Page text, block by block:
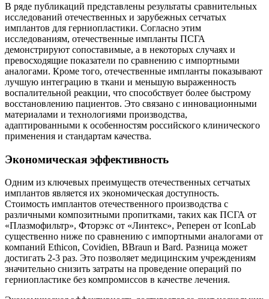
В ряде публикаций представлены результаты сравнительных
исследований отечественных и зарубежных сетчатых
имплантов для герниопластики. Согласно этим
исследованиям, отечественные импланты ПСГА
демонстрируют сопоставимые, а в некоторых случаях и
превосходящие показатели по сравнению с импортными
аналогами. Кроме того, отечественные импланты показывают
лучшую интеграцию в ткани и меньшую выраженность
воспалительной реакции, что способствует более быстрому
восстановлению пациентов. Это связано с инновационными
материалами и технологиями производства,
адаптированными к особенностям российского клинического
применения и стандартам качества.
Экономическая эффективность
Одним из ключевых преимуществ отечественных сетчатых
имплантов является их экономическая доступность.
Стоимость имплантов отечественного производства c
различными композитными пропитками, таких как ПСГА от
«Плазмофильтр», Фторэкс от «Линтекс», Реперен от IconLab
существенно ниже по сравнению с импортными аналогами от
компаний Ethicon, Covidien, BBraun и Bard. Разница может
достигать 2-3 раз. Это позволяет медицинским учреждениям
значительно снизить затраты на проведение операций по
герниопластике без компромиссов в качестве лечения.